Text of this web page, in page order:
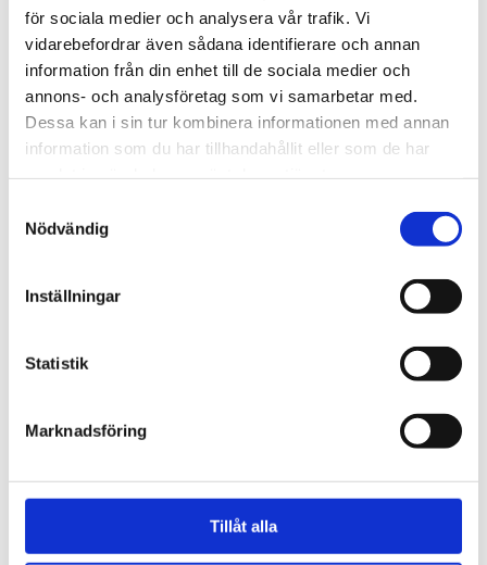
för sociala medier och analysera vår trafik. Vi
vidarebefordrar även sådana identifierare och annan
information från din enhet till de sociala medier och
annons- och analysföretag som vi samarbetar med.
Dessa kan i sin tur kombinera informationen med annan
information som du har tillhandahållit eller som de har
Nödvändig
Inställningar
Statistik
Marknadsföring
Tillåt alla
Uppgifter: Tusentals
migranter kvar i Ceuta
Klimat­aktivister
saboterar torv­brytning –
stödbrev till terrorister